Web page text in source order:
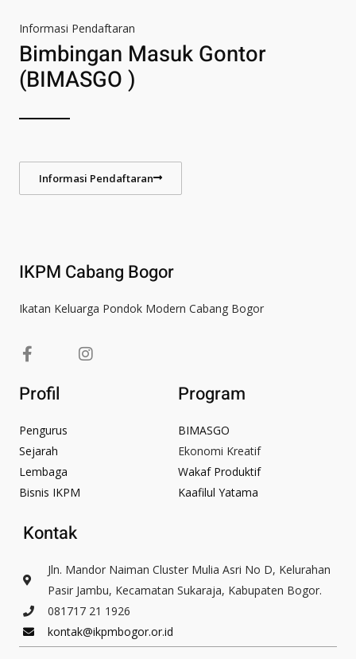
Informasi Pendaftaran
Bimbingan Masuk Gontor
(BIMASGO )
Informasi Pendaftaran
IKPM Cabang Bogor
Ikatan Keluarga Pondok Modern Cabang Bogor
F
a
c
e
o
o
k
-
f
I
Profil
Pengurus
Sejarah
Lembaga
Bisnis IKPM
Program
BIMASGO
Ekonomi Kreatif
Wakaf Produktif
Kaafilul Yatama
Kontak
Jln. Mandor Naiman Cluster Mulia Asri No D, Kelurahan
Pasir Jambu, Kecamatan Sukaraja, Kabupaten Bogor.
081717 21 1926
kontak@ikpmbogor.or.id